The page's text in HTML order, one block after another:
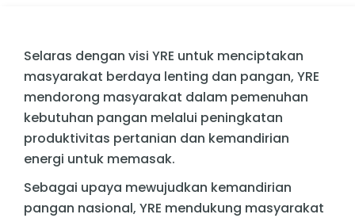
Selaras dengan visi YRE untuk menciptakan
masyarakat berdaya lenting dan pangan, YRE
mendorong masyarakat dalam pemenuhan
kebutuhan pangan melalui peningkatan
produktivitas pertanian dan kemandirian
energi untuk memasak.
Sebagai upaya mewujudkan kemandirian
pangan nasional, YRE mendukung masyarakat